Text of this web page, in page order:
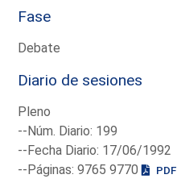
Fase
Debate
Diario de sesiones
Pleno
--Núm. Diario: 199
--Fecha Diario: 17/06/1992
--Páginas: 9765 9770
PDF